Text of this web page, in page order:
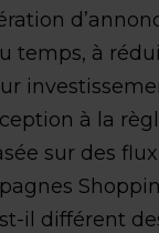
temps, à
à la
sur des
il différent